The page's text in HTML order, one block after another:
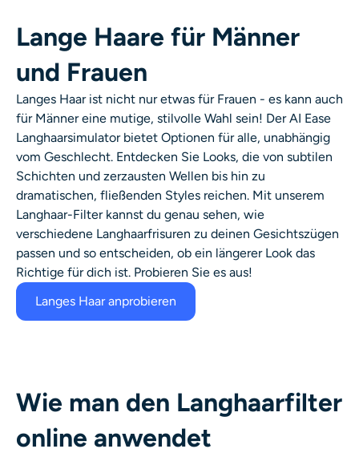
Lange Haare für Männer
und Frauen
Langes Haar ist nicht nur etwas für Frauen - es kann auch
für Männer eine mutige, stilvolle Wahl sein! Der AI Ease
Langhaarsimulator bietet Optionen für alle, unabhängig
vom Geschlecht. Entdecken Sie Looks, die von subtilen
Schichten und zerzausten Wellen bis hin zu
dramatischen, fließenden Styles reichen. Mit unserem
Langhaar-Filter kannst du genau sehen, wie
verschiedene Langhaarfrisuren zu deinen Gesichtszügen
passen und so entscheiden, ob ein längerer Look das
Richtige für dich ist. Probieren Sie es aus!
Langes Haar anprobieren
Wie man den Langhaarfilter
online anwendet